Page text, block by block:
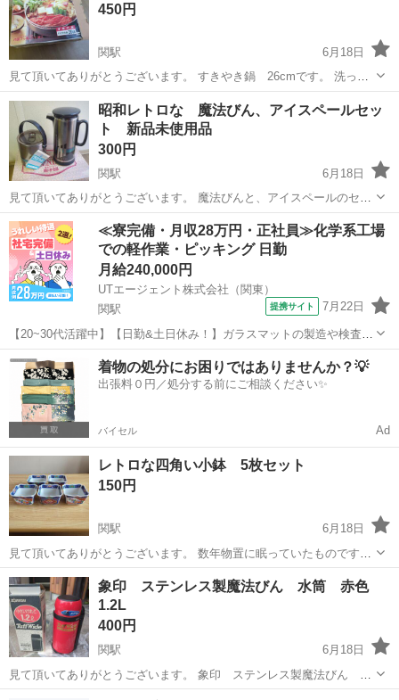
ない方の...
450円
関駅
6月18日
見て頂いてありがとうございます。 すきやき鍋 26cmです。 洗った
のですが、鍋の裏と、持ちての部分等に汚れが有ります。少しベタつ
く箇所もありますが、状態は良いと思います。 箱はかなり年季が入っ
ていますが、鍋はまだまだよい...
岐阜 関市 関駅 調理器具 年季
昭和レトロな 魔法びん、アイスペールセッ
ト 新品未使用品
300円
関駅
6月18日
見て頂いてありがとうございます。 魔法びんと、アイスペールのセッ
トです。 新品未使用品 箱はかなり年季が入っていますが、中身は新品
未使用です。 魔法びん 470ml アイスペールは、トングもセットで
す。 叔母からの委託...
岐阜 関市 関駅 食器 アイスペール
≪寮完備・月収28万円・正社員≫化学系工場
での軽作業・ピッキング 日勤
月給240,000円
UTエージェント株式会社（関東）
関駅
提携サイト 7月22日
【20~30代活躍中】【日勤&土日休み！】ガラスマットの製造や検査な
ど♪直接雇用の可能性あり◎月収28万円可☆《JQQR1C》 詳細情報 ＼
ガラス繊維を使ったガラスマットの製造！／ 髪の毛より細い糸のガラ
ス繊維を使って 綿...
岐阜 関駅 その他
着物の処分にお困りではありませんか？💡
出張料０円／処分する前にご相談ください✨
バイセル Ad
レトロな四角い小鉢 5枚セット
150円
関駅
6月18日
見て頂いてありがとうございます。 数年物置に眠っていたものです。
キレイな柄のお皿です。 長期間片付けてありました。 かけなどはない
と思いますが、小傷、剥げている箇所など有ります。 大きさ 約
10cm 深さ 約6cm...
岐阜 関市 関駅 小鉢
象印 ステンレス製魔法びん 水筒 赤色
1.2L
400円
関駅
6月18日
見て頂いてありがとうございます。 象印 ステンレス製魔法びん 水
筒です。 1.2L入ります。 数回使用し箱に入れて片付けて有りました。